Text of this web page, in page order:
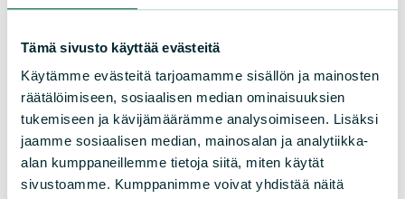
Tämä sivusto käyttää evästeitä
Käytämme evästeitä tarjoamamme sisällön ja mainosten
räätälöimiseen, sosiaalisen median ominaisuuksien
tukemiseen ja kävijämäärämme analysoimiseen. Lisäksi
jaamme sosiaalisen median, mainosalan ja analytiikka-
alan kumppaneillemme tietoja siitä, miten käytät
sivustoamme. Kumppanimme voivat yhdistää näitä
Karsi ja kieltäydy
Käytä uudelleen
Kompostoi